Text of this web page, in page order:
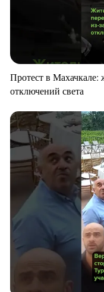
Протест в Махачкале:
отключений света